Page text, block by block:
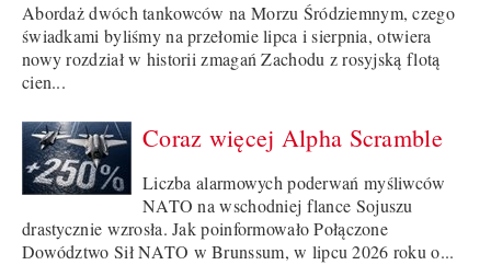
Abordaż dwóch tankowców na Morzu Śródziemnym, czego
świadkami byliśmy na przełomie lipca i sierpnia, otwiera
nowy rozdział w historii zmagań Zachodu z rosyjską flotą
cien...
Coraz więcej Alpha Scramble
Liczba alarmowych poderwań myśliwców
NATO na wschodniej flance Sojuszu
drastycznie wzrosła. Jak poinformowało Połączone
Dowództwo Sił NATO w Brunssum, w lipcu 2026 roku o...